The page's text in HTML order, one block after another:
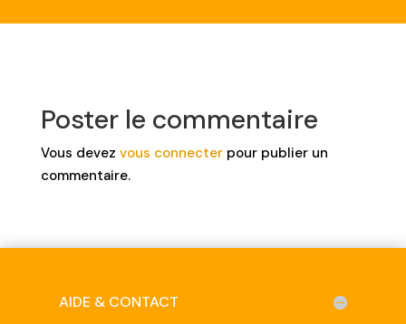
Poster le commentaire
Vous devez vous connecterpour publier un
commentaire.
AIDE & CONTACT